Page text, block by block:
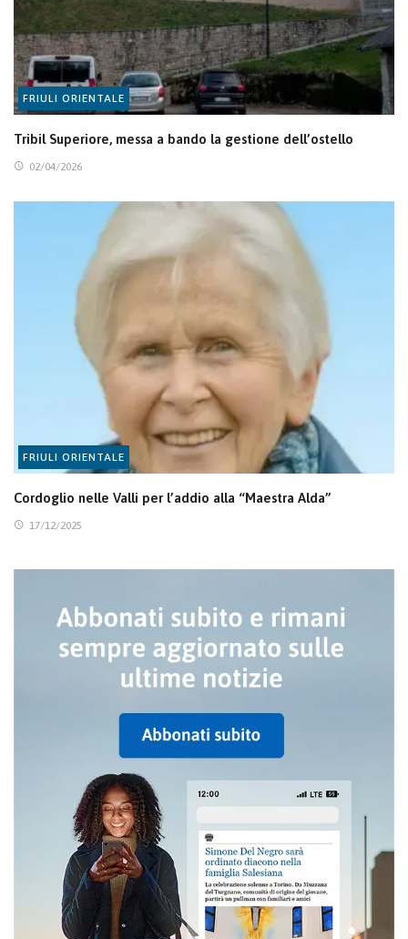
FRIULI ORIENTALE
Tribil Superiore, messa a bando la gestione dell’ostello
02/04/2026
FRIULI ORIENTALE
Cordoglio nelle Valli per l’addio alla “Maestra Alda”
17/12/2025